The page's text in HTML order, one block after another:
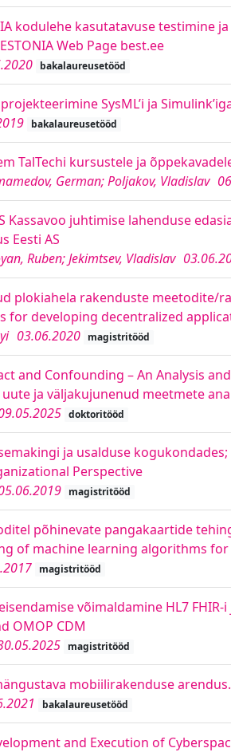
kodulehe kasutatavuse
Web Page best.ee
bakalaureusetööd
SysML’i ja
bakalaureusetööd
TalTechi kursustele ja
German; Poljakov, Vladislav
Kassavoo juhtimise lahenduse
Eesti AS
Ruben; Jekimtsev, Vladislav
plokiahela rakenduste meetodite/
for developing decentralized
03.06.2020 magistritööd
and Confounding – An Analysis
ja väljakujunenud meetmete
doktoritööd
ja usalduse
Perspective
magistritööd
põhinevate pangakaartide
of machine learning algorithms
magistritööd
võimaldamine HL7
OMOP CDM
magistritööd
mobiilirakenduse
bakalaureusetööd
and Execution of